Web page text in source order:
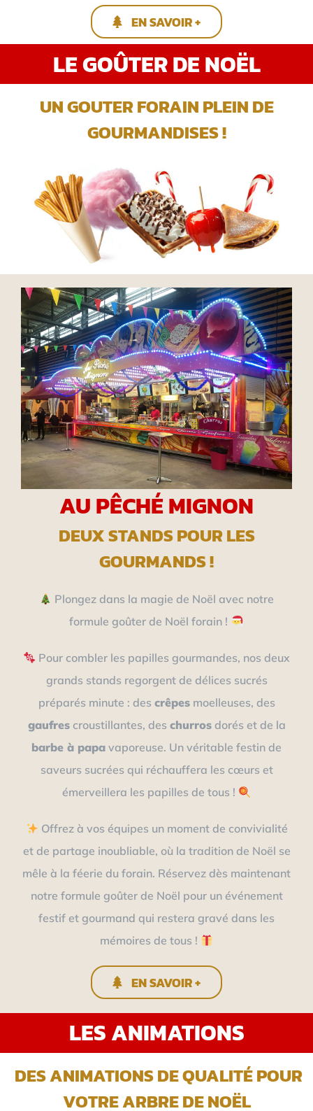
EN SAVOIR +
LE GOÛTER DE NOËL
UN GOUTER FORAIN PLEIN DE
GOURMANDISES !
AU PÊCHÉ MIGNON
DEUX STANDS POUR LES
GOURMANDS !
Plongez dans la magie de Noël avec notre
formule goûter de Noël forain !
Pour combler les papilles gourmandes, nos deux
grands stands regorgent de délices sucrés
préparés minute : des crêpesmoelleuses, des
gaufrescroustillantes, des churrosdorés et de la
barbe à papa vaporeuse. Un véritable festin de
saveurs sucrées qui réchauffera les cœurs et
émerveillera les papilles de tous !
Offrez à vos équipes un moment de convivialité
et de partage inoubliable, où la tradition de Noël se
mêle à la féerie du forain. Réservez dès maintenant
notre formule goûter de Noël pour un événement
festif et gourmand qui restera gravé dans les
mémoires de tous !
EN SAVOIR +
LES ANIMATIONS
DES ANIMATIONS DE QUALITÉ POUR
VOTRE ARBRE DE NOËL